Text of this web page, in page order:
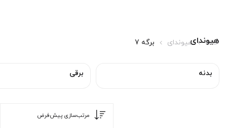
هیوندای
خانه هیوندای برگه 7
بدنه برقی